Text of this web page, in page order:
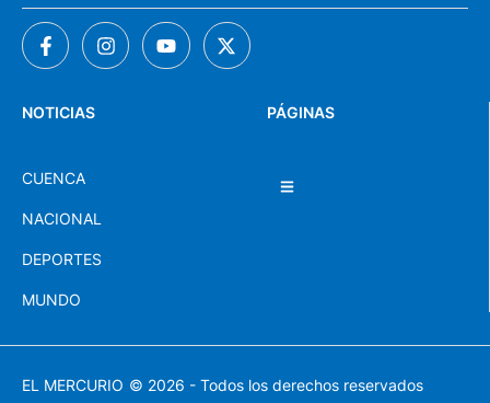
PÁGINAS
NOTICIAS
CUENCA
NACIONAL
DEPORTES
MUNDO
EL MERCURIO © 2026 - Todos los derechos reservados